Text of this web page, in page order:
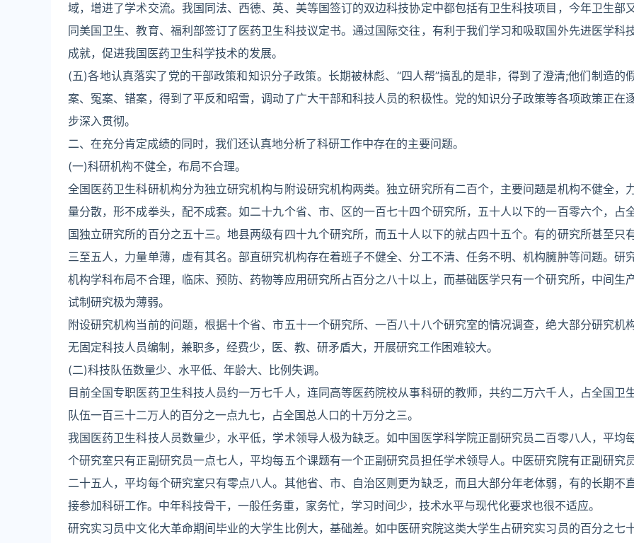
域，增进了学术交流。我国同法、西德、英、美等国签订的双边科技协定中都包括有卫生科技项目，今年卫生部
同美国卫生、教育、福利部签订了医药卫生科技议定书。通过国际交往，有利于我们学习和吸取国外先进医学科
成就，促进我国医药卫生科学技术的发展。
(五)各地认真落实了党的干部政策和知识分子政策。长期被林彪、“四人帮”搞乱的是非，得到了澄清;他们制造的
案、冤案、错案，得到了平反和昭雪，调动了广大干部和科技人员的积极性。党的知识分子政策等各项政策正在
步深入贯彻。
二、在充分肯定成绩的同时，我们还认真地分析了科研工作中存在的主要问题。
(一)科研机构不健全，布局不合理。
全国医药卫生科研机构分为独立研究机构与附设研究机构两类。独立研究所有二百个，主要问题是机构不健全，
量分散，形不成拳头，配不成套。如二十九个省、市、区的一百七十四个研究所，五十人以下的一百零六个，占
国独立研究所的百分之五十三。地县两级有四十九个研究所，而五十人以下的就占四十五个。有的研究所甚至只
三至五人，力量单薄，虚有其名。部直研究机构存在着班子不健全、分工不清、任务不明、机构臃肿等问题。研
机构学科布局不合理，临床、预防、药物等应用研究所占百分之八十以上，而基础医学只有一个研究所，中间生
试制研究极为薄弱。
附设研究机构当前的问题，根据十个省、市五十一个研究所、一百八十八个研究室的情况调查，绝大部分研究机
无固定科技人员编制，兼职多，经费少，医、教、研矛盾大，开展研究工作困难较大。
(二)科技队伍数量少、水平低、年龄大、比例失调。
目前全国专职医药卫生科技人员约一万七千人，连同高等医药院校从事科研的教师，共约二万六千人，占全国卫
队伍一百三十二万人的百分之一点九七，占全国总人口的十万分之三。
我国医药卫生科技人员数量少，水平低，学术领导人极为缺乏。如中国医学科学院正副研究员二百零八人，平均
个研究室只有正副研究员一点七人，平均每五个课题有一个正副研究员担任学术领导人。中医研究院有正副研究
二十五人，平均每个研究室只有零点八人。其他省、市、自治区则更为缺乏，而且大部分年老体弱，有的长期不
接参加科研工作。中年科技骨干，一般任务重，家务忙，学习时间少，技术水平与现代化要求也很不适应。
研究实习员中文化大革命期间毕业的大学生比例大，基础差。如中医研究院这类大学生占研究实习员的百分之七